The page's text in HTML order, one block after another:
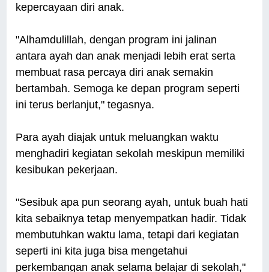
kepercayaan diri anak.
"Alhamdulillah, dengan program ini jalinan
antara ayah dan anak menjadi lebih erat serta
membuat rasa percaya diri anak semakin
bertambah. Semoga ke depan program seperti
ini terus berlanjut," tegasnya.
Para ayah diajak untuk meluangkan waktu
menghadiri kegiatan sekolah meskipun memiliki
kesibukan pekerjaan.
"Sesibuk apa pun seorang ayah, untuk buah hati
kita sebaiknya tetap menyempatkan hadir. Tidak
membutuhkan waktu lama, tetapi dari kegiatan
seperti ini kita juga bisa mengetahui
perkembangan anak selama belajar di sekolah,"